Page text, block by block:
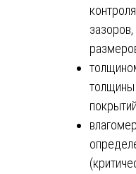
толщины